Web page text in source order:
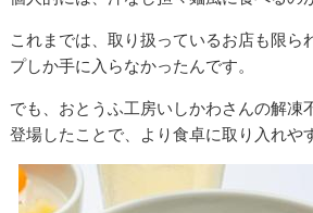
これまでは、取り扱っているお店も限ら
プしか手に入らなかったんです。
でも、おとうふ工房いしかわさんの解凍
登場したことで、より食卓に取り入れや